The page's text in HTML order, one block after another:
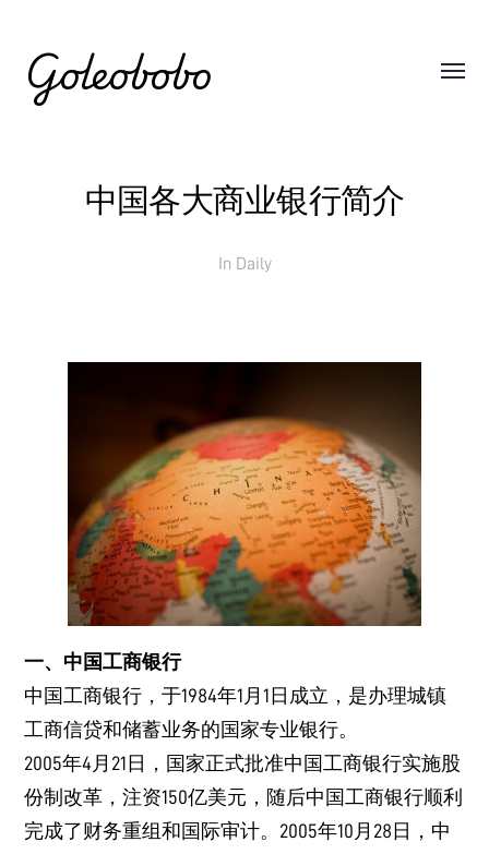
Goleobobo
中国各大商业银行简介
In Daily
一、中国工商银行
中国工商银行，于1984年1月1日成立，是办理城镇
工商信贷和储蓄业务的国家专业银行。
2005年4月21日，国家正式批准中国工商银行实施股
份制改革，注资150亿美元，随后中国工商银行顺利
完成了财务重组和国际审计。2005年10月28日，中